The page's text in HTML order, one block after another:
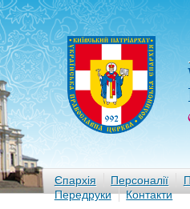
Єпархія Персоналії
Передруки
Контакти